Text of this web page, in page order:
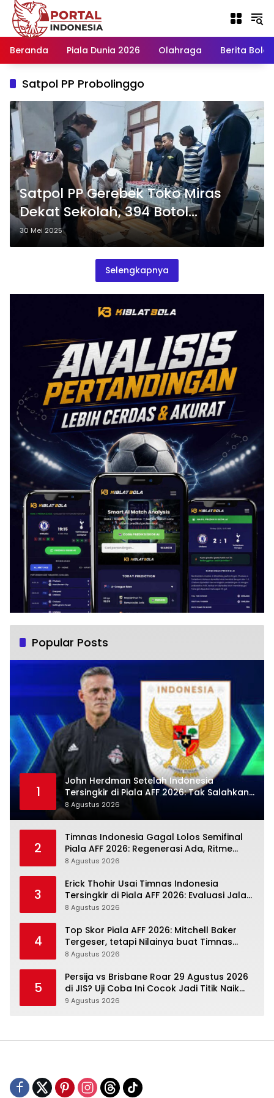
Langsung
konten
Beranda
Piala Dunia 2026 Olahraga Berita Bola
Satpol PP Probolinggo
Satpol PP Gerebek Toko Miras
Dekat Sekolah, 394 Botol
Diamankan
30 Mei 2025
Selengkapnya
Popular Posts
1
John Herdman Setelah Indonesia
Tersingkir di Piala AFF 2026: Tak Salahkan
Wasit, Mitchell Baker Tetap Jadi Modal
8 Agustus 2026
2
Timnas Indonesia Gagal Lolos Semifinal
Piala AFF 2026: Regenerasi Ada, Ritme
Kompetisi Masih Harus Mengejar
8 Agustus 2026
3
Erick Thohir Usai Timnas Indonesia
Tersingkir di Piala AFF 2026: Evaluasi Jalan,
Agenda Berikutnya Sudah Dekat
8 Agustus 2026
4
Top Skor Piala AFF 2026: Mitchell Baker
Tergeser, tetapi Nilainya buat Timnas
Indonesia Justru Naik
8 Agustus 2026
5
Persija vs Brisbane Roar 29 Agustus 2026
di JIS? Uji Coba Ini Cocok Jadi Titik Naik
Macan Kemayoran
9 Agustus 2026